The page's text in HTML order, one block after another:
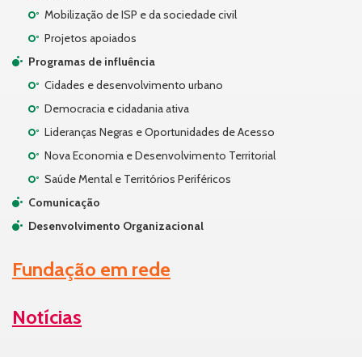
Mobilização de ISP e da sociedade civil
Projetos apoiados
Programas de influência
Cidades e desenvolvimento urbano
Democracia e cidadania ativa
Lideranças Negras e Oportunidades de Acesso
Nova Economia e Desenvolvimento Territorial
Saúde Mental e Territórios Periféricos
Comunicação
Desenvolvimento Organizacional
Fundação em rede
Notícias